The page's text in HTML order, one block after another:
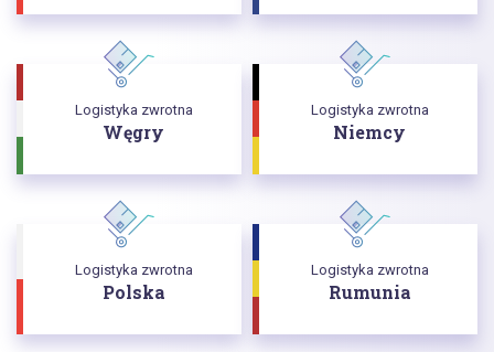
Logistyka zwrotna
Węgry
Logistyka zwrotna
Niemcy
Logistyka zwrotna
Polska
Logistyka zwrotna
Rumunia